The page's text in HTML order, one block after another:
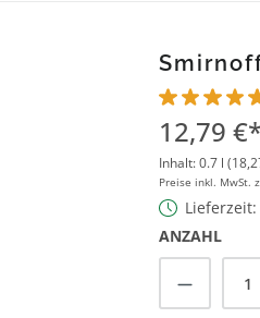
12,79 €*
Inhalt:0.7 l
Preise inkl. MwSt.
ANZAHL